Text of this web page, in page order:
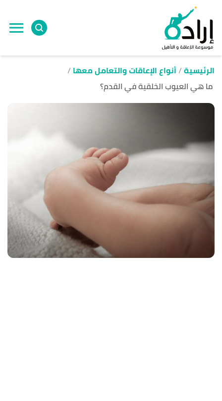
الرئيسية أنواع الإعاقات والتعامل معها
ما هي العيوب الخلقية في القدم؟